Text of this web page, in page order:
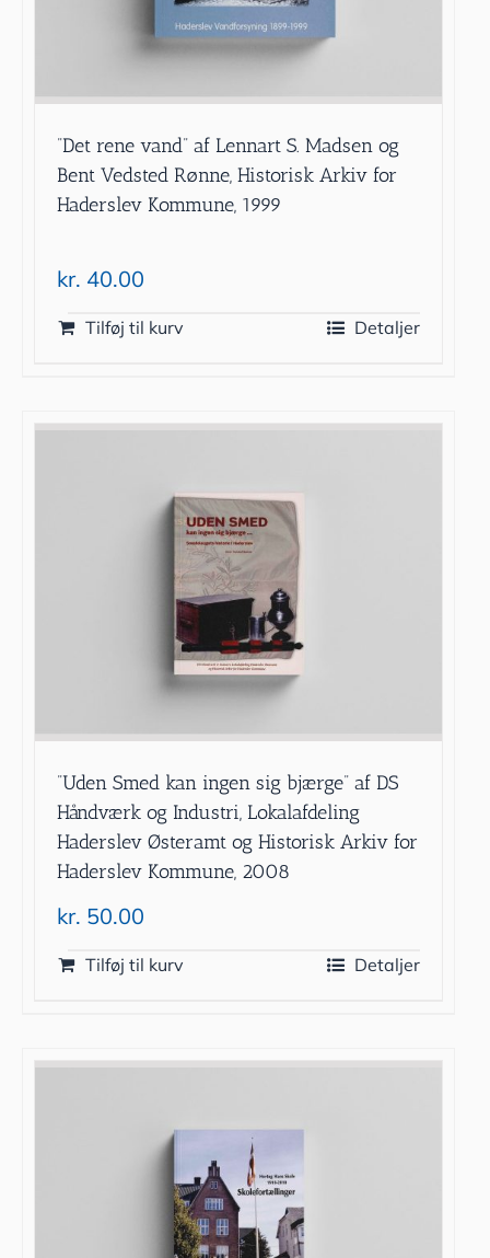
”Det rene vand” af Lennart S. Madsen og
Bent Vedsted Rønne, Historisk Arkiv for
Haderslev Kommune, 1999
kr. 40.00
Tilføj til kurv Detaljer
”Uden Smed kan ingen sig bjærge” af DS
Håndværk og Industri, Lokalafdeling
Haderslev Østeramt og Historisk Arkiv for
Haderslev Kommune, 2008
kr. 50.00
Tilføj til kurv Detaljer